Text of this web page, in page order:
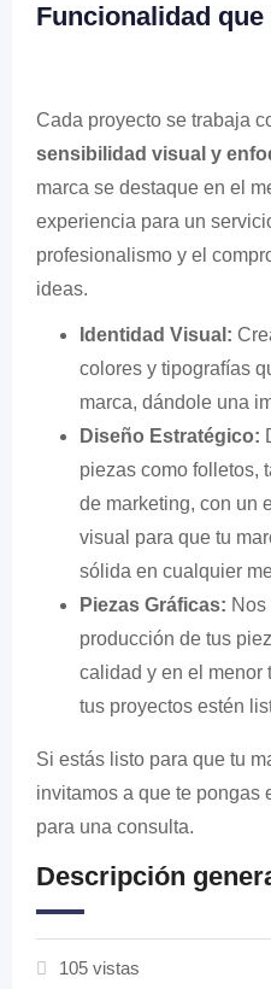
Funcionalidad
Cada proyecto se trabaja
sensibilidad visual y
marca se destaque en el
experiencia para un
profesionalismo y el
ideas.
Identidad Visual:
colores y tipografías
marca, dándole una
Diseño Estratégico:
piezas como folletos,
de marketing, con un
visual para que tu
sólida en cualquier
Piezas Gráficas:
producción de tus
calidad y en el menor
tus proyectos estén
Si estás listo para que tu
invitamos a que te pongas
para una consulta.
Descripción
105 vistas